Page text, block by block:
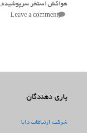
هواکش استخر سرپوشیده,
Leave a comment
یاری دهندگان
شرکت ارتباطات دابا